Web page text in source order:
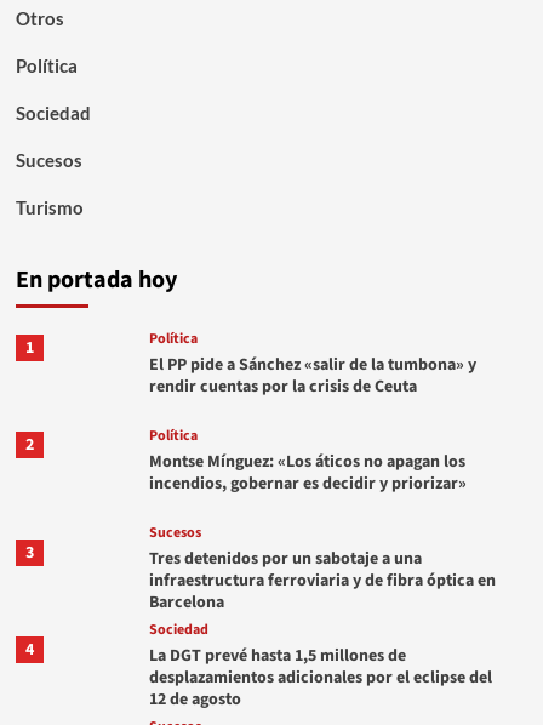
Otros
Política
Sociedad
Sucesos
Turismo
En portada hoy
1 Política
El PP pide a Sánchez «salir de la tumbona» y
rendir cuentas por la crisis de Ceuta
2 Política
Montse Mínguez: «Los áticos no apagan los
incendios, gobernar es decidir y priorizar»
3
Sucesos
Tres detenidos por un sabotaje a una
infraestructura ferroviaria y de fibra óptica en
Barcelona
4
Sociedad
La DGT prevé hasta 1,5 millones de
desplazamientos adicionales por el eclipse del
12 de agosto